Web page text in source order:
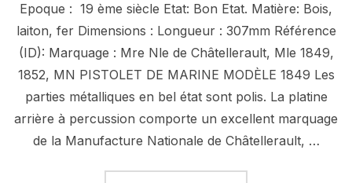
Epoque : 19 ème siècle Etat: Bon Etat. Matière: Bois,
laiton, fer Dimensions : Longueur : 307mm Référence
(ID): Marquage : Mre Nle de Châtellerault, Mle 1849,
1852, MN PISTOLET DE MARINE MODÈLE 1849 Les
parties métalliques en bel état sont polis. La platine
arrière à percussion comporte un excellent marquage
de la Manufacture Nationale de Châtellerault, …